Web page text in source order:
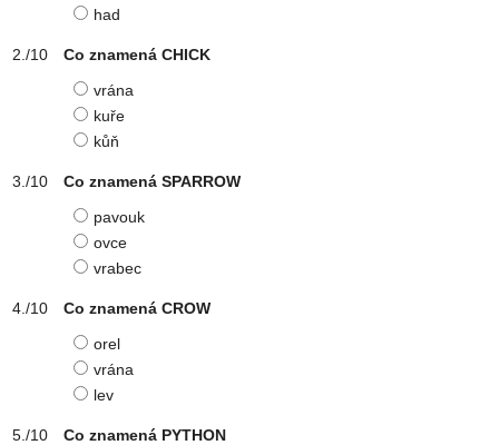
had
Co znamená CHICK
vrána
kuře
kůň
Co znamená SPARROW
pavouk
ovce
vrabec
Co znamená CROW
orel
vrána
lev
Co znamená PYTHON